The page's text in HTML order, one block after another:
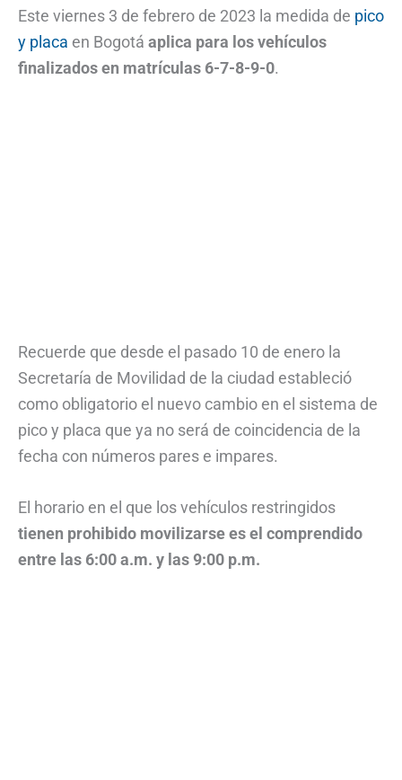
Este viernes 3 de febrero de 2023 la medida de pico
y placa en Bogotá aplica para los vehículos
finalizados en matrículas 6-7-8-9-0.
Recuerde que desde el pasado 10 de enero la
Secretaría de Movilidad de la ciudad estableció
como obligatorio el nuevo cambio en el sistema de
pico y placa que ya no será de coincidencia de la
fecha con números pares e impares.
El horario en el que los vehículos restringidos
tienen prohibido movilizarse es el comprendido
entre las 6:00 a.m. y las 9:00 p.m.